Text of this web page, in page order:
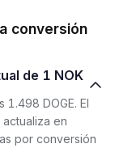
conversión
1.498 DOGE. El
en
por conversión